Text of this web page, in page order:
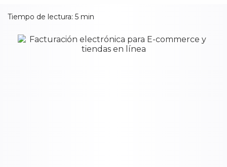
Tiempo de lectura: 5 min